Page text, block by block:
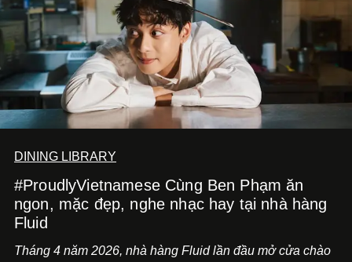
DINING LIBRARY
#ProudlyVietnamese Cùng Ben Phạm ăn
ngon, mặc đẹp, nghe nhạc hay tại nhà hàng
Fluid
Tháng 4 năm 2026, nhà hàng Fluid lần đầu mở cửa chào